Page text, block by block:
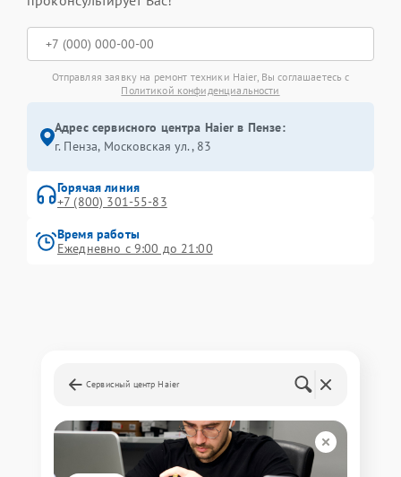
Отправляя заявку на ремонт техники Haier, Вы соглашаетесь с
Политикой конфиденциальности
Адрес сервисного центра Haier в Пензе:
г. Пенза, Московская ул., 83
Горячая линия
+7 (800) 301-55-83
Время работы
Ежедневно с 9:00 до 21:00
Сервисный центр Haier